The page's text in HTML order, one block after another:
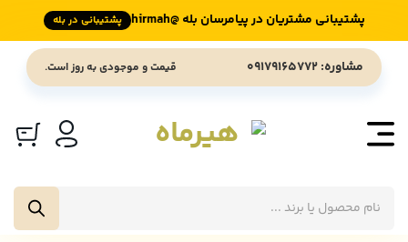
پشتیبانی مشتریان در پیامرسان بله @hirmah پشتیبانی در بله
مشاوره: 09179165772 قیمت و موجودی به روز است.
محصولات